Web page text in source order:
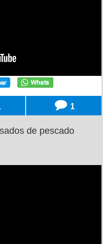
1
de pescado